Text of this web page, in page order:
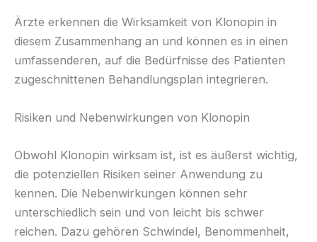
Ärzte erkennen die Wirksamkeit von Klonopin in
diesem Zusammenhang an und können es in einen
umfassenderen, auf die Bedürfnisse des Patienten
zugeschnittenen Behandlungsplan integrieren.
Risiken und Nebenwirkungen von Klonopin
Obwohl Klonopin wirksam ist, ist es äußerst wichtig,
die potenziellen Risiken seiner Anwendung zu
kennen. Die Nebenwirkungen können sehr
unterschiedlich sein und von leicht bis schwer
reichen. Dazu gehören Schwindel, Benommenheit,